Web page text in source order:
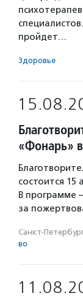
пройдет…
Здоровье
«Фонарь»
состоится 15
В программе
за
Санкт-
во